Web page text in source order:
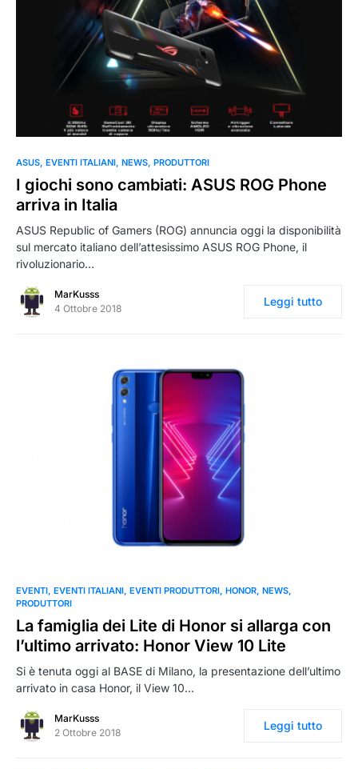
0
ASUS EVENTI ITALIANI NEWS PRODUTTORI
I giochi sono cambiati: ASUS ROG Phone
arriva in Italia
ASUS Republic of Gamers (ROG) annuncia oggi la disponibilità
sul mercato italiano dell’attesissimo ASUS ROG Phone, il
rivoluzionario…
MarKusss
4 Ottobre 2018
Leggi tutto
0
EVENTI EVENTI ITALIANI EVENTI PRODUTTORI HONOR NEWS
PRODUTTORI
La famiglia dei Lite di Honor si allarga con
l’ultimo arrivato: Honor View 10 Lite
Si è tenuta oggi al BASE di Milano, la presentazione dell’ultimo
arrivato in casa Honor, il View 10…
MarKusss
2 Ottobre 2018
Leggi tutto